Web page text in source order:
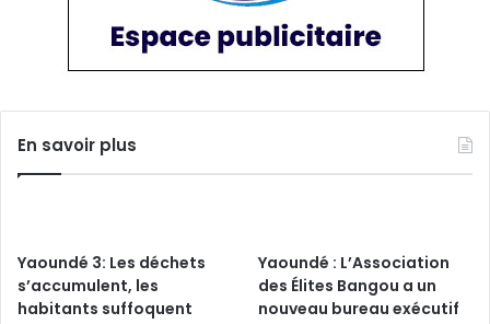
En savoir plus
Yaoundé 3: Les déchets
s’accumulent, les
habitants suffoquent
Yaoundé : L’Association
des Élites Bangou a un
nouveau bureau exécutif